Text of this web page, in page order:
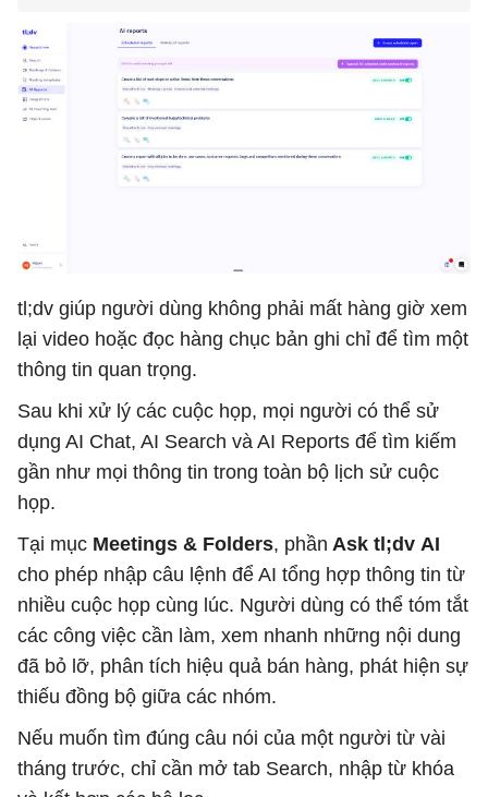
tl;dv giúp người dùng không phải mất hàng giờ xem
lại video hoặc đọc hàng chục bản ghi chỉ để tìm một
thông tin quan trọng.
Sau khi xử lý các cuộc họp, mọi người có thể sử
dụng AI Chat, AI Search và AI Reports để tìm kiếm
gần như mọi thông tin trong toàn bộ lịch sử cuộc
họp.
Tại mục Meetings & Folders, phần Ask tl;dv AI
cho phép nhập câu lệnh để AI tổng hợp thông tin từ
nhiều cuộc họp cùng lúc. Người dùng có thể tóm tắt
các công việc cần làm, xem nhanh những nội dung
đã bỏ lỡ, phân tích hiệu quả bán hàng, phát hiện sự
thiếu đồng bộ giữa các nhóm.
Nếu muốn tìm đúng câu nói của một người từ vài
tháng trước, chỉ cần mở tab Search, nhập từ khóa